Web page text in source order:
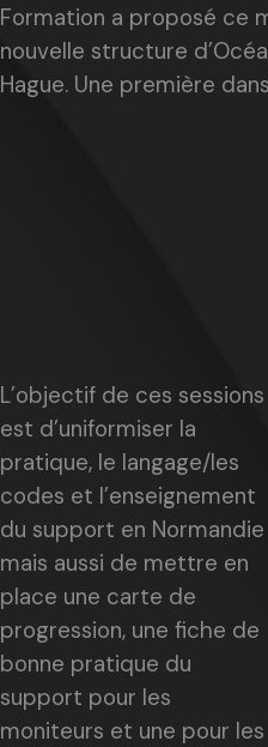
Formation a proposé ce
nouvelle structure
Hague. Une première
L’objectif de ces sessions
est d’uniformiser la
pratique, le langage/les
codes et l’enseignement
du support en Normandie
mais aussi de mettre en
place une carte de
progression, une fiche de
bonne pratique du
support pour les
moniteurs et une pour les